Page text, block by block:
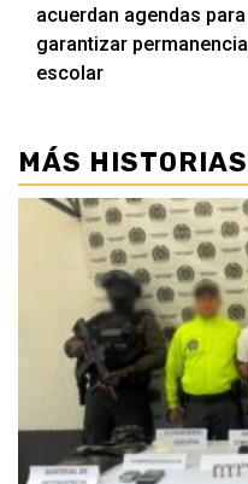
acuerdan agendas para
garantizar permanencia
escolar
MÁS HISTORIAS